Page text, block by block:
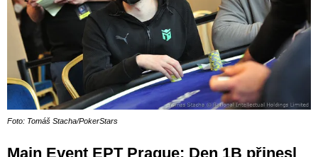
Foto: Tomáš Stacha/PokerStars
Main Event EPT Prague: Den 1B přinesl